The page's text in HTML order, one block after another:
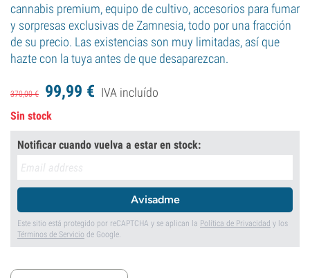
cannabis premium, equipo de cultivo, accesorios para fumar
y sorpresas exclusivas de Zamnesia, todo por una fracción
de su precio. Las existencias son muy limitadas, así que
hazte con la tuya antes de que desaparezcan.
370,00€ 99,99 € IVA incluído
Sin stock
Notificar cuando vuelva a estar en stock:
Avisadme
Este sitio está protegido por reCAPTCHA y se aplican la Política de Privacidad y los
Términos de Servicio de Google.